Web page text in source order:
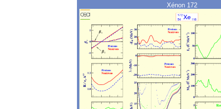
Xénon 172